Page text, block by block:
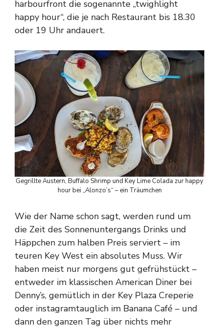
harbourfront die sogenannte „twighlight
happy hour“, die je nach Restaurant bis 18.30
oder 19 Uhr andauert.
Gegrillte Austern, Buffalo Shrimp und Key Lime Colada zur happy
hour bei „Alonzo’s“ – ein Träumchen
Wie der Name schon sagt, werden rund um
die Zeit des Sonnenuntergangs Drinks und
Häppchen zum halben Preis serviert – im
teuren Key West ein absolutes Muss. Wir
haben meist nur morgens gut gefrühstückt –
entweder im klassischen American Diner bei
Denny’s, gemütlich in der Key Plaza Creperie
oder instagramtauglich im Banana Café – und
dann den ganzen Tag über nichts mehr